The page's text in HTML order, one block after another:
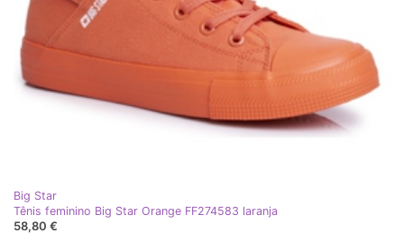
Big Star
Tênis feminino Big Star Orange FF274583 laranja
58,80 €